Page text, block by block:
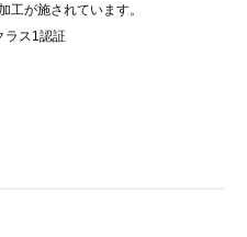
工が施されています。
ラス1認証